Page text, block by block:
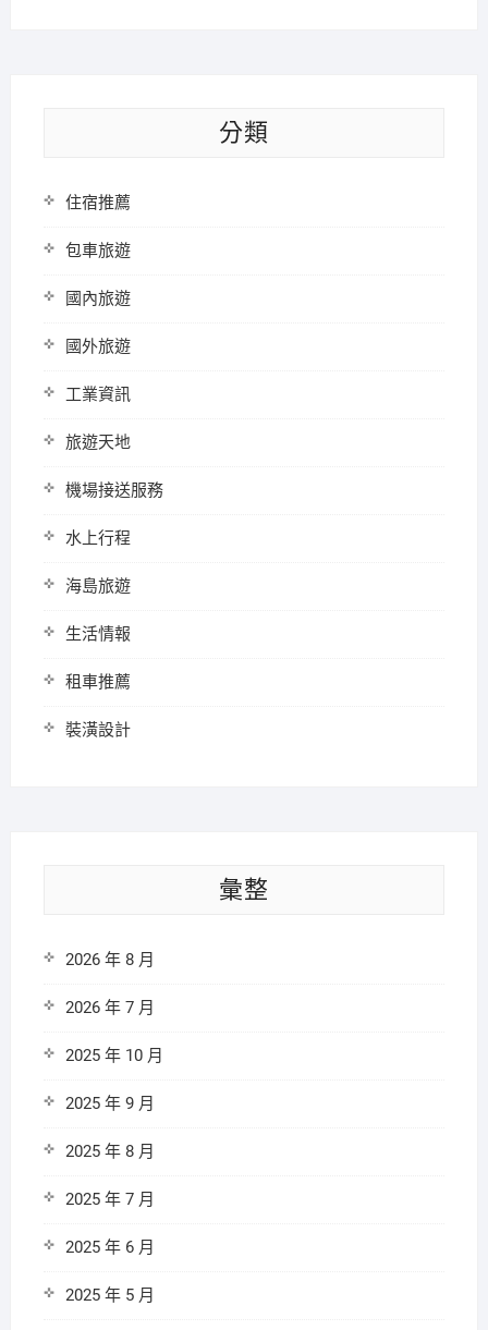
分類
住宿推薦
包車旅遊
國內旅遊
國外旅遊
工業資訊
旅遊天地
機場接送服務
水上行程
海島旅遊
生活情報
租車推薦
裝潢設計
彙整
2026 年 8 月
2026 年 7 月
2025 年 10 月
2025 年 9 月
2025 年 8 月
2025 年 7 月
2025 年 6 月
2025 年 5 月